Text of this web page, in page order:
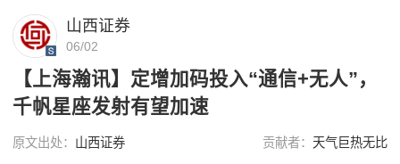
山西证券
06/02
【上海瀚讯】定增加码投入“通信+无人”，
千帆星座发射有望加速
原文出处： 山西证券 贡献者： 天气巨热无比